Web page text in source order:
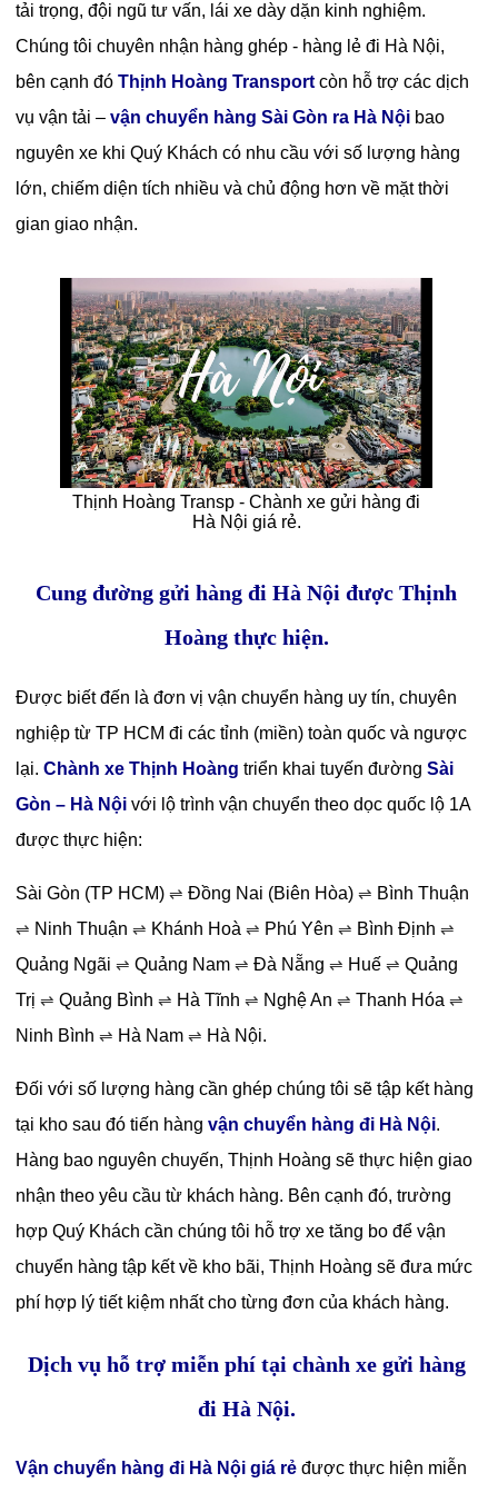
tải trọng, đội ngũ tư vấn, lái xe dày dặn kinh nghiệm.
Chúng tôi chuyên nhận hàng ghép - hàng lẻ đi Hà Nội,
bên cạnh đóThịnh Hoàng Transport còn hỗ trợ các dịch
vụ vận tải –vận chuyển hàng Sài Gòn ra Hà Nội bao
nguyên xe khi Quý Khách có nhu cầu với số lượng hàng
lớn, chiếm diện tích nhiều và chủ động hơn về mặt thời
gian giao nhận.
Thịnh Hoàng Transp - Chành xe gửi hàng đi
Hà Nội giá rẻ.
Cung đường gửi hàng đi Hà Nội được Thịnh
Hoàng thực hiện.
Được biết đến là đơn vị vận chuyển hàng uy tín, chuyên
nghiệp từ TP HCM đi các tỉnh (miền) toàn quốc và ngược
lại.Chành xe Thịnh Hoàng triển khai tuyến đườngSài
Gòn – Hà Nội với lộ trình vận chuyển theo dọc quốc lộ 1A
được thực hiện:
Sài Gòn (TP HCM) ⇌ Đồng Nai (Biên Hòa)⇌ Bình Thuận
⇌ Ninh Thuận⇌ Khánh Hoà⇌ Phú Yên⇌ Bình Định⇌
Quảng Ngãi⇌ Quảng Nam⇌ Đà Nẵng⇌ Huế⇌ Quảng
Trị⇌ Quảng Bình⇌ Hà Tĩnh⇌ Nghệ An⇌ Thanh Hóa⇌
Ninh Bình⇌ Hà Nam⇌ Hà Nội.
Đối với số lượng hàng cần ghép chúng tôi sẽ tập kết hàng
tại kho sau đó tiến hàngvận chuyển hàng đi Hà Nội.
Hàng bao nguyên chuyến, Thịnh Hoàng sẽ thực hiện giao
nhận theo yêu cầu từ khách hàng. Bên cạnh đó, trường
hợp Quý Khách cần chúng tôi hỗ trợ xe tăng bo để vận
chuyển hàng tập kết về kho bãi, Thịnh Hoàng sẽ đưa mức
phí hợp lý tiết kiệm nhất cho từng đơn của khách hàng.
Dịch vụ hỗ trợ miễn phí tại chành xe gửi hàng
đi Hà Nội.
Vận chuyển hàng đi Hà Nội giá rẻ được thực hiện miễn